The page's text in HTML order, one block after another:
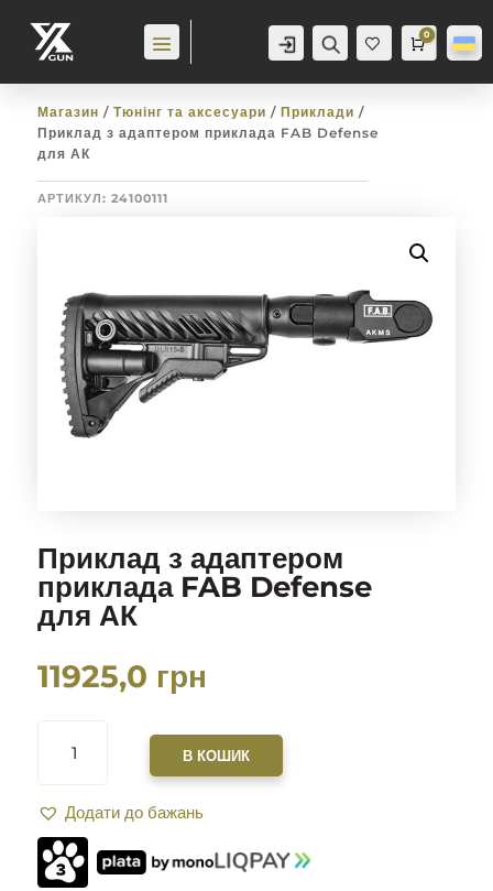
Аккаунт Пошук
Баж
анн
Cart
0
0,0грн
Магазин / Тюнінг та аксесуари / Приклади /
Приклад з адаптером приклада FAB Defense
для АК
АРТИКУЛ: 24100111
Приклад з адаптером
приклада FAB Defense
для АК
11925,0 грн
FAB
DEFENSE
ДЛЯ
АК
В КОШИК
Додати до бажань